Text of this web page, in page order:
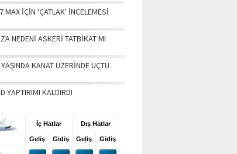
MAX İÇİN 'ÇATLAK' İNCELEMESİ
NEDENİ ASKERİ TATBİKAT MI
KANAT ÜZERİNDE UÇTU
YAPTIRIMI KALDIRDI
İç Hatlar Dış Hatlar
Geliş Gidiş Geliş Gidiş